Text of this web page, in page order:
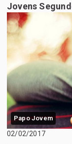
Jovens
Papo Jovem
02/02/2017